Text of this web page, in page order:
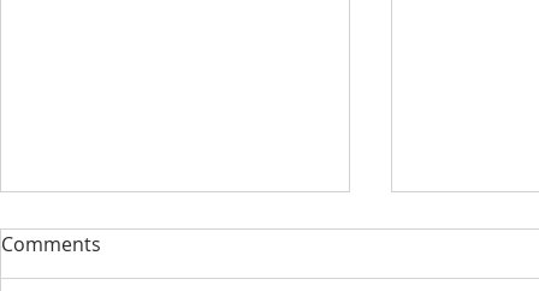
DONACIJA ZA KABINET
STRUČNI
Comments